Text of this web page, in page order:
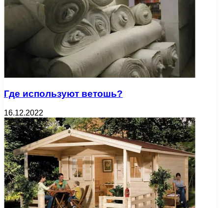
Где используют ветошь?
16.12.2022